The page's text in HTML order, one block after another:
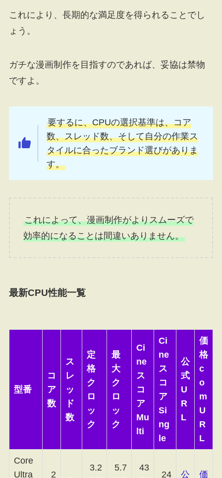
これにより、長期的な満足度を得られることでし
ょう。
ガチな漫画制作を目指すのであれば、妥協は禁物
ですよ。
要するに、CPUの選択基準は、コア
数、スレッド数、そして自分の作業ス
タイルに合ったブランド選びがありま
す。
これによって、漫画制作がよりスムーズで
効率的になることは間違いありません。
最新CPU性能一覧
型番
コ
ア
数
ス
レ
ッ
ド
数
定
格
ク
ロ
ッ
ク
最
大
ク
ロ
ッ
ク
Ci
ne
ス
コ
ア
Mu
lti
Ci
ne
ス
コ
ア
Si
ng
le
公
式
U
R
L
価
格
c
o
m
U
R
L
Core
Ultra
2
3.2
5.7
43
24
公
価